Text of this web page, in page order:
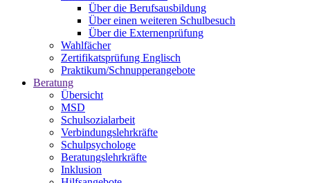
Über die Berufsausbildung
Über einen weiteren Schulbesuch
Über die Externenprüfung
Wahlfächer
Zertifikatsprüfung Englisch
Praktikum/Schnupperangebote
Beratung
Übersicht
MSD
Schulsozialarbeit
Verbindungslehrkräfte
Schulpsychologe
Beratungslehrkräfte
Inklusion